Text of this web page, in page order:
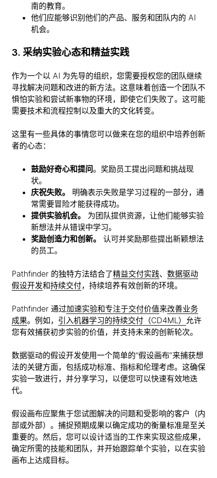
南的教育。
他们应能够识别他们的产品、服务和团队内的 AI
机会。
3. 采纳实验心态和精益实践
作为一个以 AI 为先导的组织，您需要授权您的团队继续
寻找解决问题和改进的新方法。这意味着创造一个团队不
惧怕实验和尝试新事物的环境，即使它们失败了。这可能
需要技术和流程控制以及重大的文化转变。
这里有一些具体的事情您可以做来在您的组织中培养创新
者的心态：
鼓励好奇心和提问。奖励员工提出问题和挑战现
状。
庆祝失败。
明确表示失败是学习过程的一部分，通
常需要冒险才能获得成功。
提供实验机会。
为团队提供资源，让他们能够实验
新想法并从错误中学习。
奖励创造力和创新。
认可并奖励那些提出新颖想法
的员工。
Pathfinder 的独特方法结合了精益交付实践、 数据驱动
假设开发和持续交付，持续培养有效创新的环境。
Pathfinder 通过加速实验和专注于交付价值来改善业务
成果。例如， 引入机器学习的持续交付（CD4ML） 允许
您有效捕获初步实验的价值，并支持未来的创新轮次。
数据驱动的假设开发使用一个简单的“假设画布”来捕获想
法的关键方面，包括成功标准、指标和伦理考虑。这确保
实验一致进行，并分享学习，以便您可以快速有效地迭
代。
假设画布应聚焦于您试图解决的问题和受影响的客户（内
部或外部）。捕捉预期成果以确定成功的衡量标准是至关
重要的。然后，您可以设计适当的工作来实现这些成果，
确定所需的技能和团队，并开始跟踪单个实验，以在实验
画布上达成目标。